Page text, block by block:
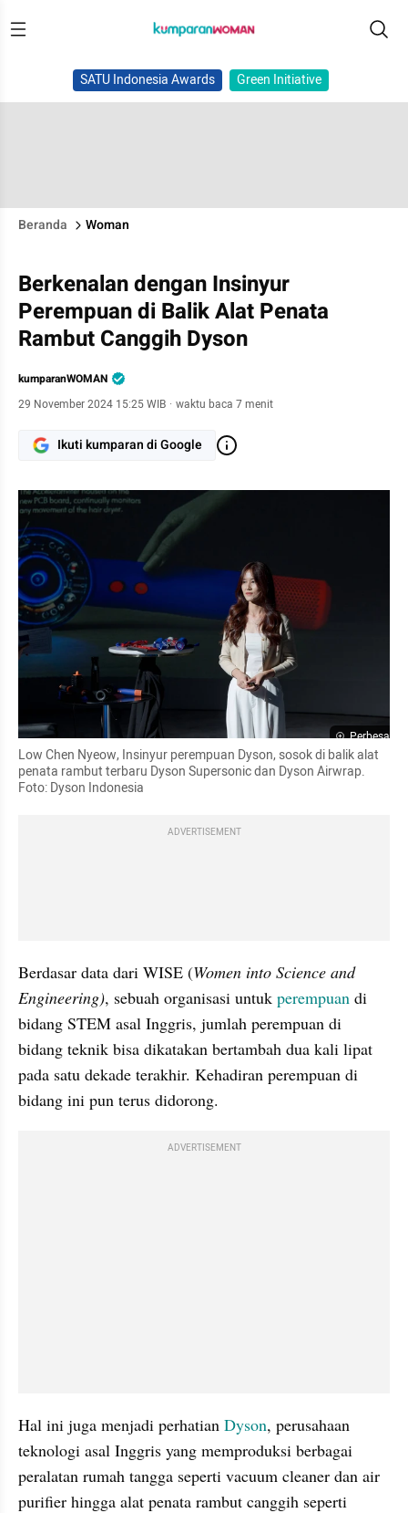
SATU Indonesia Awards Green Initiative
Beranda Woman
Berkenalan dengan Insinyur
Perempuan di Balik Alat Penata
Rambut Canggih Dyson
kumparanWOMAN
29 November 2024 15:25 WIB · waktu baca 7 menit
Ikuti kumparan di Google
Perbesar
Low Chen Nyeow, Insinyur perempuan Dyson, sosok di balik alat
penata rambut terbaru Dyson Supersonic dan Dyson Airwrap.
Foto: Dyson Indonesia
ADVERTISEMENT
Berdasar data dari WISE (Women into Science and
Engineering), sebuah organisasi untuk perempuan di
bidang STEM asal Inggris, jumlah perempuan di
bidang teknik bisa dikatakan bertambah dua kali lipat
pada satu dekade terakhir. Kehadiran perempuan di
bidang ini pun terus didorong.
ADVERTISEMENT
Hal ini juga menjadi perhatian Dyson, perusahaan
teknologi asal Inggris yang memproduksi berbagai
peralatan rumah tangga seperti vacuum cleaner dan air
purifier hingga alat penata rambut canggih seperti